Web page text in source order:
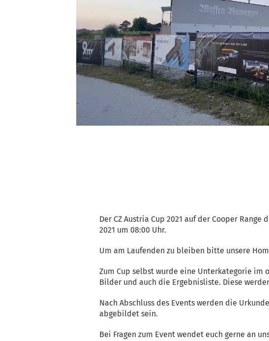
Der CZ Austria Cup 2021 auf der Cooper
2021 um 08:00 Uhr.
Um am Laufenden zu bleiben bitte unsere
Zum Cup selbst wurde eine Unterkategorie im
Bilder und auch die Ergebnisliste. Diese
Nach Abschluss des Events werden die
abgebildet sein.
Bei Fragen zum Event wendet euch gerne an